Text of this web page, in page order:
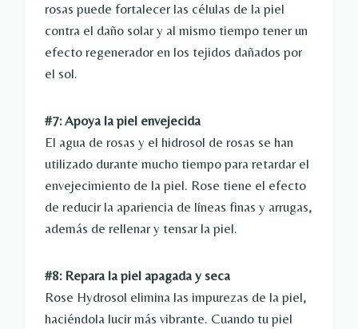
rosas puede fortalecer las células de la piel
contra el daño solar y al mismo tiempo tener un
efecto regenerador en los tejidos dañados por
el sol.
#7: Apoya la piel envejecida
El agua de rosas y el hidrosol de rosas se han
utilizado durante mucho tiempo para retardar el
envejecimiento de la piel. Rose tiene el efecto
de reducir la apariencia de líneas finas y arrugas,
además de rellenar y tensar la piel.
#8: Repara la piel apagada y seca
Rose Hydrosol elimina las impurezas de la piel,
haciéndola lucir más vibrante. Cuando tu piel